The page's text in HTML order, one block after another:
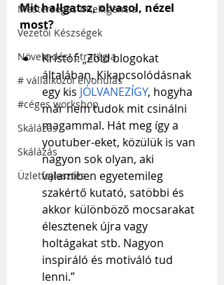
Mesterséges Intelligencia
Vezetői Készségek
Növekedési Stratégia
# vállalkozói elvonulás
#céges workshop
Skálázás
Skálázás
Üzletfejlesztés
Mit hallgatsz, olvasol, nézel
most?
Kristóf: „Zöld blogokat
általában. Kikapcsolódásnak
egy kis JÓLVANEZÍGY, hogyha
már nem tudok mit csinálni
magammal. Hát meg így a
youtuber-eket, közülük is van
nagyon sok olyan, aki
valamiben egyetemileg
szakértő kutató, satöbbi és
akkor különböző mocsarakat
élesztenek újra vagy
holtágakat stb. Nagyon
inspiráló és motiváló tud
lenni.”